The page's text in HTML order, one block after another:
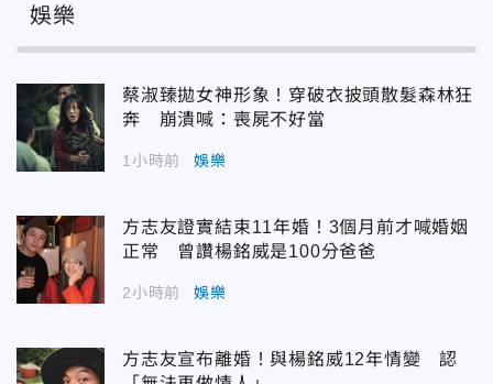
娛樂
蔡淑臻拋女神形象！穿破衣披頭散髮森林狂
奔 崩潰喊：喪屍不好當
1小時前 娛樂
方志友證實結束11年婚！3個月前才喊婚姻
正常 曾讚楊銘威是100分爸爸
2小時前 娛樂
方志友宣布離婚！與楊銘威12年情變 認